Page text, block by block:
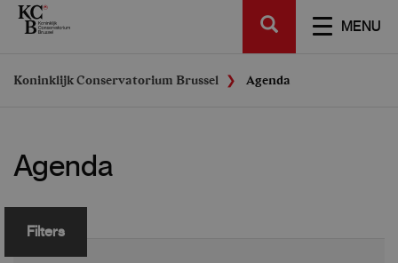
Skip
MENU
SEARCH
Koninklijk Conservatorium Brussel Agenda
Agenda
Filters